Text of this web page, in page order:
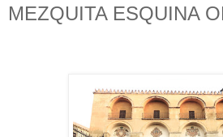
MEZQUITA ESQUINA